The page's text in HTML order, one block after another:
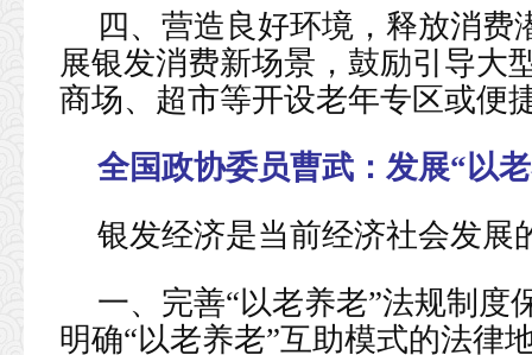
四、营造良好环境，释放消
展银发消费新场景，鼓励引导大
商场、超市等开设老年专区或便
全国政协委员曹武： 发展“以
银发经济是当前经济社会发
一、完善“以老养老”法规制度
明确“以老养老”互助模式的法律